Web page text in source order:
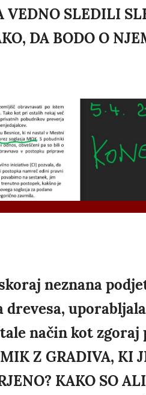
VEDNO SLEDILI
DA BODO O
neznana
način kot
Z GRADIVA, KI
KAKO SO